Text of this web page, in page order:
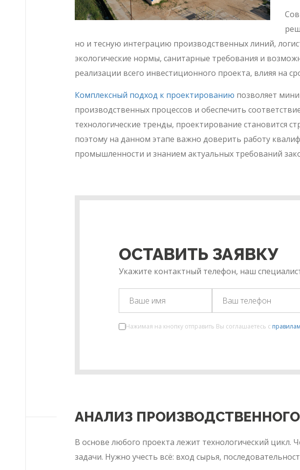
но и тесную интеграцию производственных линий,
экологические нормы, санитарные требования и
реализации всего инвестиционного проекта, влияя на
Комплексный подход к проектированию позволяет
производственных процессов и обеспечить
технологические тренды, проектирование становится
поэтому на данном этапе важно доверить работу
промышленности и знанием актуальных требований
ОСТАВИТЬ ЗАЯВКУ
Укажите контактный телефон, наш
Нажимая на кнопку отправить Вы соглашаетесь с
АНАЛИЗ
В основе любого проекта лежит технологический
задачи. Нужно учесть всё: вход сырья,